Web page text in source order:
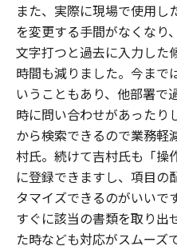
また、実際に現場で使用し
を変更する手間がなくなり
文字打つと過去に入力した
時間も減りました。今まで
いうこともあり、他部署で
時に問い合わせがあったり
から検索できるので業務軽
村氏。続けて吉村氏も「操
に登録できますし、項目の
タマイズできるのがいいで
すぐに該当の書類を取り出
た時なども対応がスムーズ